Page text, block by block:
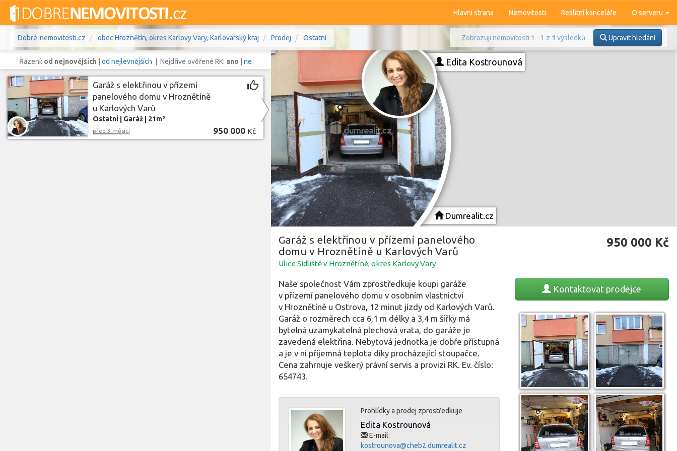
Hlavní strana Nemovitosti Realitní kanceláře O serveru
Zobrazuji nemovitosti 1 - 1 z 1 výsledků Upravit hledání
Dobré-nemovitosti.cz obec Hroznětín, okres Karlovy Vary, Karlovarský kraj Prodej Ostatní
Vše Byty Domy Ostatní
Lokalita obec Hroznětín,okres Karlovy Vary, Karlovarský kraj
Lokalita Prodej i pronájem
Typ Typ
Zobrazit128nemovitostí
Řazení: od nejnovějších od nejlevnějších | Nejdříve ověřené RK: ano ne
Garáž s elektřinou v přízemí
panelového domu v Hroznětíně
u Karlových Varů
Ostatní Garáž 21m²
před 3 měsíci 950 000 Kč
Edita Kostrounová
Dumrealit.cz
950 000 Kč
Garáž s elektřinou v přízemí panelového
domu v Hroznětíně u Karlových Varů
Ulice Sídliště v Hroznětíně, okres Karlovy Vary
Naše společnost Vám zprostředkuje koupi garáže
v přízemí panelového domu v osobním vlastnictví
v Hroznětíně u Ostrova, 12 minut jízdy od Karlových Varů.
Garáž o rozměrech cca 6,1 m délky a 3,4 m šířky má
bytelná uzamykatelná plechová vrata, do garáže je
zavedená elektřina. Nebytová jednotka je dobře přístupná
a je v ní příjemná teplota díky procházející stoupačce.
Cena zahrnuje veškerý právní servis a provizi RK. Ev. číslo:
654743.
Prohlídky a prodej zprostředkuje
Edita Kostrounová
E-mail:
kostrounova@cheb2.dumrealit.cz
Kontaktovat prodejce